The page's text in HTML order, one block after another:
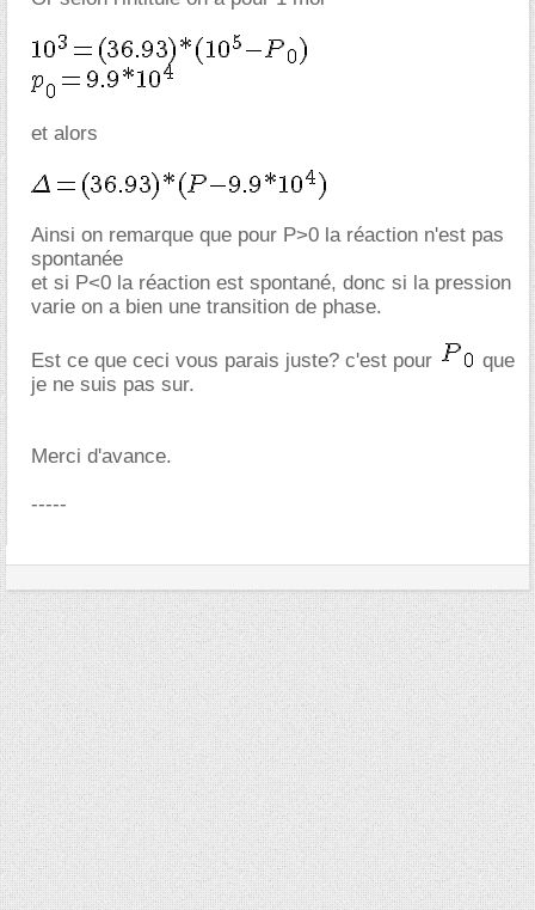
et alors
Ainsi on remarque que pour P>0 la réaction n'est pas
spontanée
et si P<0 la réaction est spontané, donc si la pression
varie on a bien une transition de phase.
Est ce que ceci vous parais juste? c'est pour
que
je ne suis pas sur.
Merci d'avance.
-----